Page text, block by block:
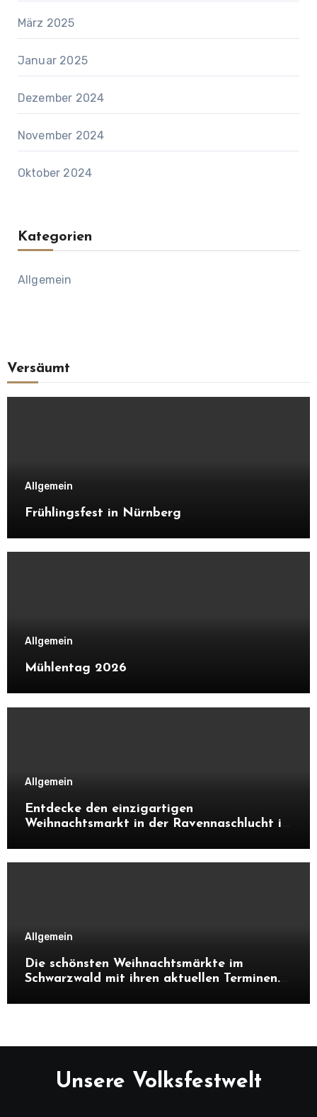
März 2025
Januar 2025
Dezember 2024
November 2024
Oktober 2024
Kategorien
Allgemein
Versäumt
Allgemein
Frühlingsfest in Nürnberg
Allgemein
Mühlentag 2026
Allgemein
Entdecke den einzigartigen
Weihnachtsmarkt in der Ravennaschlucht im
Highlights, Besonderheiten und warum sich
Allgemein
Die schönsten Weihnachtsmärkte im
Schwarzwald mit ihren aktuellen Terminen.
Unsere Volksfestwelt